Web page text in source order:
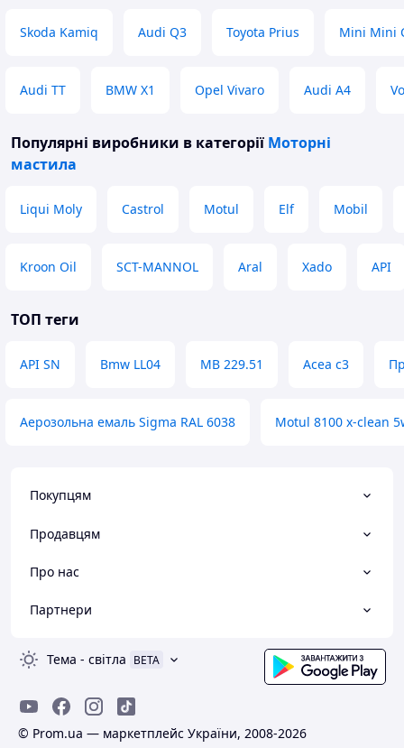
Skoda Kamiq Audi Q3 Toyota Prius Mini Mini
Audi TT BMW X1 Opel Vivaro Audi A4
Популярні виробники в категорії Моторні
мастила
Liqui Moly Castrol Motul Elf Mobil
Kroon Oil SCT-MANNOL Aral Xado API
ТОП теги
API SN Bmw LL04 MB 229.51 Acea c3
Аерозольна емаль Sigma RAL 6038 Motul 8100 x-clean
Покупцям
Продавцям
Про нас
Партнери
Тема - світла BETA
© Prom.ua — маркетплейс України, 2008-2026